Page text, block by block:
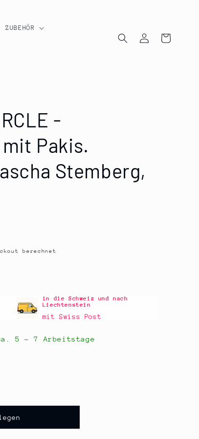
ZUBEHÖR
EinloggenWarenkorb
-
Pakis.
Stemberg,
berechnet
in die Schweiz und nach
Liechtenstein
mit Swiss Post
5 - 7 Arbeitstage